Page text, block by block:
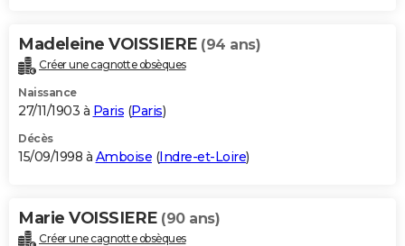
Madeleine VOISSIERE (94 ans)
Créer une cagnotte obsèques
Naissance
27/11/1903 à Paris (Paris)
Décès
15/09/1998 à Amboise (Indre-et-Loire)
Marie VOISSIERE (90 ans)
Créer une cagnotte obsèques